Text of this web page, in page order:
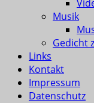
Musik
Gedicht
Links
Kontakt
Impressum
Datenschutz